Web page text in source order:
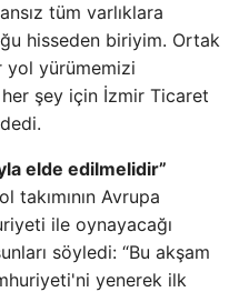
tüm varlıklara
hisseden biriyim. Ortak
yol yürümemizi
şey için İzmir Ticaret
elde edilmelidir”
takımının Avrupa
ile oynayacağı
söyledi: “Bu akşam
yenerek ilk